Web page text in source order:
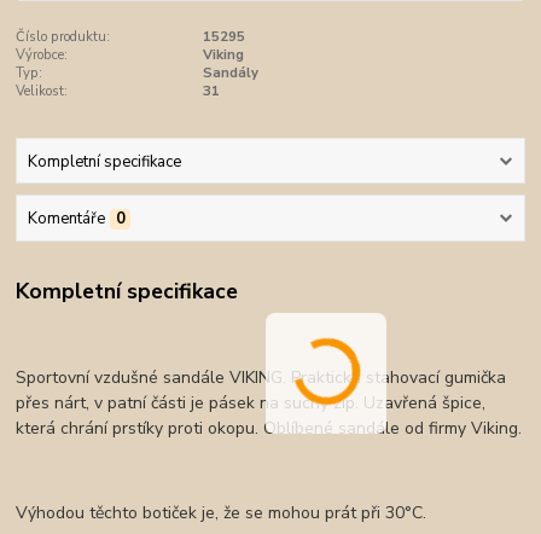
Číslo produktu:
15295
Výrobce:
Viking
Typ:
Sandály
Velikost:
31
Kompletní specifikace
Komentáře 0
Kompletní specifikace
Sportovní vzdušné sandále VIKING. Praktická stahovací gumička
přes nárt, v patní části je pásek na suchý zip. Uzavřená špice,
která chrání prstíky proti okopu. Oblíbené sandále od firmy Viking.
Výhodou těchto botiček je, že se mohou prát při 30°C.